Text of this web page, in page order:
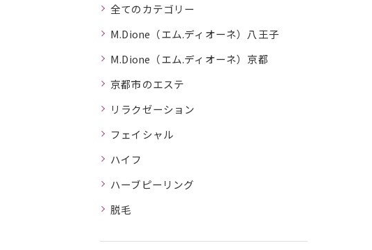
全てのカテゴリー
M.Dione（エム.ディオーネ）八王子
M.Dione（エム.ディオーネ）京都
京都市のエステ
リラクゼーション
フェイシャル
ハイフ
ハーブピーリング
脱毛